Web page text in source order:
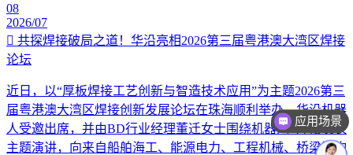
08
2026/07
共探焊接破局之道！华沿亮相2026第三届粤港澳大湾区焊接
论坛
近日，以“厚板焊接工艺创新与智造技术应用”为主题2026第三
届粤港澳大湾区焊接创新发展论坛在珠海顺利举办。华沿机器
人受邀出席，并由BD行业经理董迁女士围绕机器人+焊接发表
主题演讲，向来自船舶海工、能源电力、工程机械、桥梁钢构
应用场景
价格咨询